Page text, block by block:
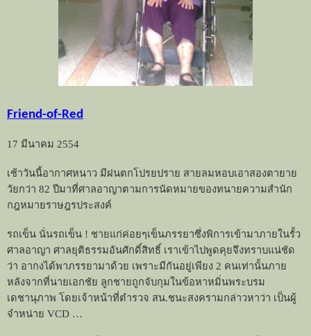
Friend-of-Red
17 มีนาคม 2554
เช้าวันนี้อากาศหนาว มีฝนตกโปรยปราย สายลมหอบเอาสองตายาย
วัยกว่า 82 ปีมาที่ศาลอาญาตามการนัดหมายของทนายความสำนัก
กฎหมายราษฎรประสงค์
รถเข็น นั่นรถเข็น ! ชายแก่ค่อยๆเข็นภรรยาซึ่งพิการเข้ามาภายในรั้ว
ศาลอาญา ศาลยุติธรรมอันศักดิ์สิทธิ์ เราเข้าไปพูดคุยจึงทราบแน่ชัด
ว่า อากงได้พาภรรยามาด้วย เพราะมีกันอยู่เพียง 2 คนเท่านั้นภาย
หลังจากที่นายเอกชัย ลูกชายถูกจับกุมในข้อหาหมิ่นพระบรม
เดชานุภาพ โดยเจ้าหน้าที่ตำรวจ สน.ชนะสงครามกล่าวหาว่า เป็นผู้
จำหน่าย VCD …